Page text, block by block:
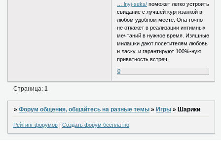
… lnyj-seks/ поможет легко устроить
свидание с лучшей куртизанкой в
любом удобном месте. Она точно
не откажет в реализации интимных
мечтаний в нужное время. Изящные
милашки дают посетителям любовь
и ласку, и гарантируют 100%-ную
приватность встреч.
0
Страница:1
»Форум общения, общайтесь на разные темы »Игры »Шарики
Рейтинг форумов | Создать форум бесплатно